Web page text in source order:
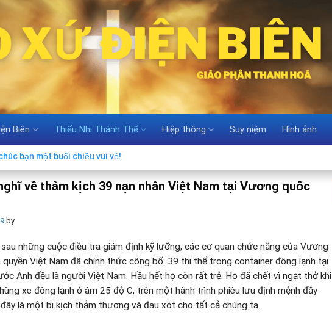
Biên Thiếu Nhi Thánh Thể Hiệp thông Suy niệm Hình ảnh
bạn một buổi chiều vui vẻ!
về thảm kịch 39 nạn nhân Việt Nam tại Vương quốc
by
những cuộc điều tra giám định kỹ lưỡng, các cơ quan chức năng của Vương
quyền Việt Nam đã chính thức công bố: 39 thi thể trong container đông lạnh tại
Anh đều là người Việt Nam. Hầu hết họ còn rất trẻ. Họ đã chết vì ngạt thở khi
xe đông lạnh ở âm 25 độ C, trên một hành trình phiêu lưu định mệnh đầy
là một bi kịch thảm thương và đau xót cho tất cả chúng ta.